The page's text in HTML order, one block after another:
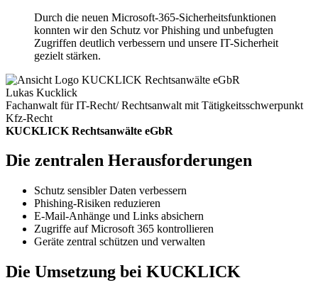
Durch die neuen Microsoft-365-Sicherheitsfunktionen
konnten wir den Schutz vor Phishing und unbefugten
Zugriffen deutlich verbessern und unsere IT-Sicherheit
gezielt stärken.
Lukas Kucklick
Fachanwalt für IT-Recht/ Rechtsanwalt mit Tätigkeitsschwerpunkt
Kfz-Recht
KUCKLICK Rechtsanwälte eGbR
Die zentralen Herausforderungen
Schutz sensibler Daten verbessern
Phishing-Risiken reduzieren
E-Mail-Anhänge und Links absichern
Zugriffe auf Microsoft 365 kontrollieren
Geräte zentral schützen und verwalten
Die Umsetzung bei KUCKLICK